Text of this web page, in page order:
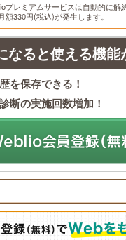
レミアムサービスは自動的に解
330円(税込)が発生します。
なると使える機能
を保存できる！
断の実施回数増加！